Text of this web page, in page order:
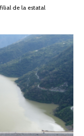
de la estatal